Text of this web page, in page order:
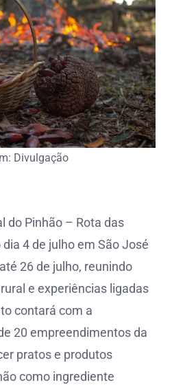
Divulgação
do Pinhão – Rota das
4 de julho em São José
26 de julho, reunindo
e experiências ligadas
contará com a
20 empreendimentos da
pratos e produtos
como ingrediente